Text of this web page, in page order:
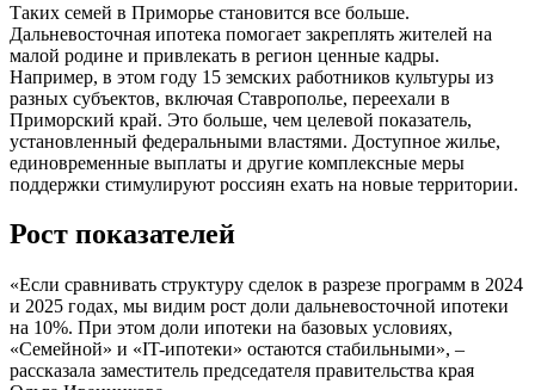
Таких семей в Приморье становится все больше.
Дальневосточная ипотека помогает закреплять жителей на
малой родине и привлекать в регион ценные кадры.
Например, в этом году 15 земских работников культуры из
разных субъектов, включая Ставрополье, переехали в
Приморский край. Это больше, чем целевой показатель,
установленный федеральными властями. Доступное жилье,
единовременные выплаты и другие комплексные меры
поддержки стимулируют россиян ехать на новые территории.
Рост показателей
«Если сравнивать структуру сделок в разрезе программ в 2024
и 2025 годах, мы видим рост доли дальневосточной ипотеки
на 10%. При этом доли ипотеки на базовых условиях,
«Семейной» и «IT-ипотеки» остаются стабильными», –
рассказала заместитель председателя правительства края